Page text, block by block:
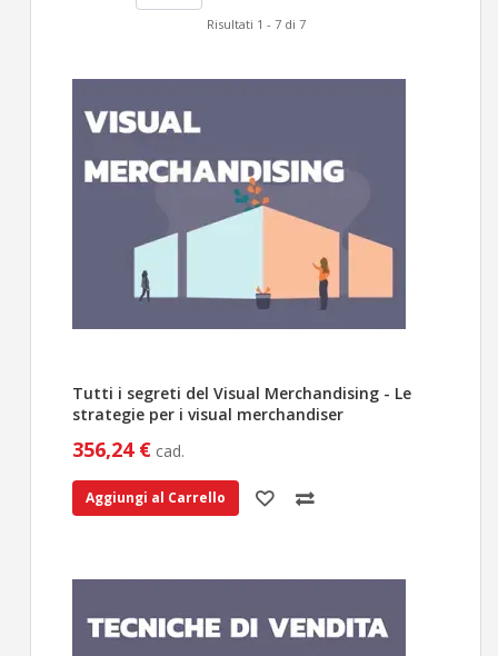
Risultati 1 - 7 di 7
Tutti i segreti del Visual Merchandising - Le
strategie per i visual merchandiser
356,24 € cad.
Aggiungi al Carrello